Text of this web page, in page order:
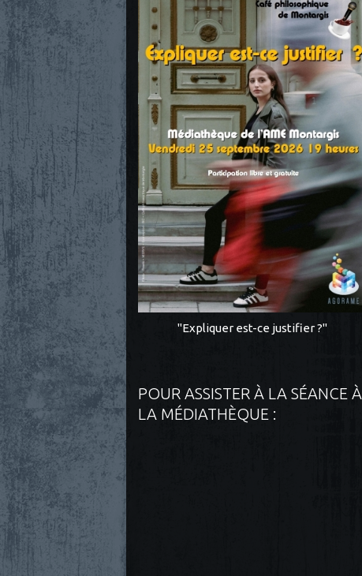
"Expliquer est-ce justifier ?"
POUR ASSISTER À LA SÉANCE À
LA MÉDIATHÈQUE :